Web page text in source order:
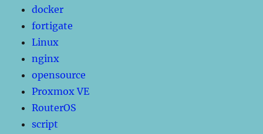
docker
fortigate
Linux
nginx
opensource
Proxmox VE
RouterOS
script